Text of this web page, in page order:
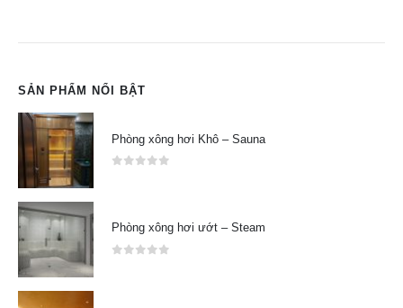
SẢN PHẨM NỔI BẬT
Phòng xông hơi Khô – Sauna
Phòng xông hơi ướt – Steam